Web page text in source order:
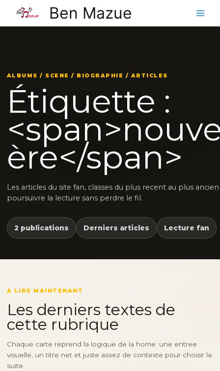
contenu
Ben Mazue
ALBUMS / SCENE / BIOGRAPHIE / ARTICLES
Étiquette :
ère</span>
Les articles du site fan, classes du plus recent au plus
poursuivre la lecture sans perdre le fil.
2 publications Derniers articles Lecture fan
A LIRE MAINTENANT
Les derniers textes de
cette rubrique
Chaque carte reprend la logique de la home: une entree
visuelle, un titre net et juste assez de contexte pour choisir la
suite.